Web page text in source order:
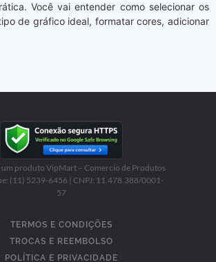
Você vai entender como selecionar os
de gráfico ideal, formatar cores, adicionar
um produto VipMart – Comercio de Produtos
(11) 5239-6456 | CNPJ: 11.478.388/0001-
57
TERMOS E CONDIÇÕES
TROCAS E REEMBOLSO
POLÍTICA E PRIVACIDADE